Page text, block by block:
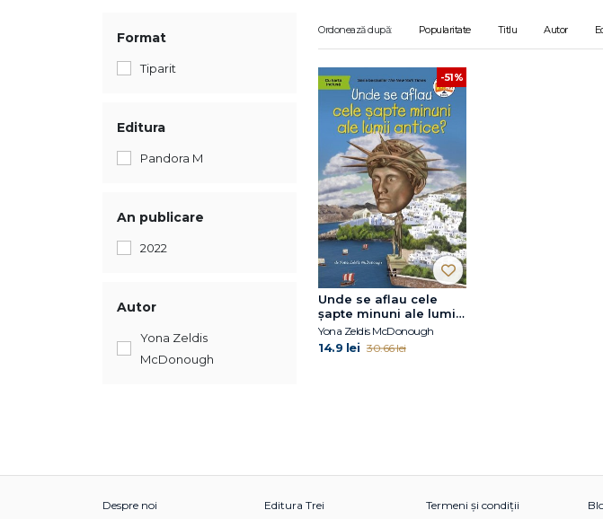
Format
Tiparit
Editura
Pandora M
An publicare
2022
Autor
Yona Zeldis
McDonough
Ordonează după: Popularitate Titlu Autor
-51%
Unde se aflau cele
șapte minuni ale lumii
antice?
Yona Zeldis McDonough
14.9 lei 30.66 lei
Despre noi Editura Trei Termeni și condiții